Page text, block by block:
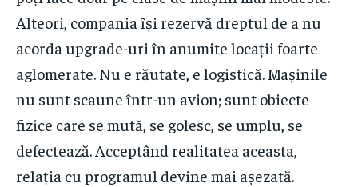
Alteori, compania își rezervă dreptul de a nu
acorda upgrade-uri în anumite locații foarte
aglomerate. Nu e răutate, e logistică. Mașinile
nu sunt scaune într-un avion; sunt obiecte
fizice care se mută, se golesc, se umplu, se
defectează. Acceptând realitatea aceasta,
relația cu programul devine mai așezată.